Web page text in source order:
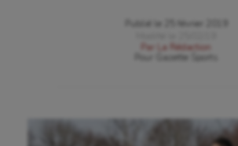
Publié le
25 février 2019
Par
La Rédaction
Gazette Sports